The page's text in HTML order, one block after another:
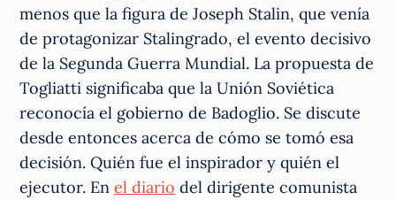
menos que la figura de Joseph Stalin, que venía
de protagonizar Stalingrado, el evento decisivo
de la Segunda Guerra Mundial. La propuesta de
Togliatti significaba que la Unión Soviética
reconocía el gobierno de Badoglio. Se discute
desde entonces acerca de cómo se tomó esa
decisión. Quién fue el inspirador y quién el
ejecutor. Enel diario del dirigente comunista